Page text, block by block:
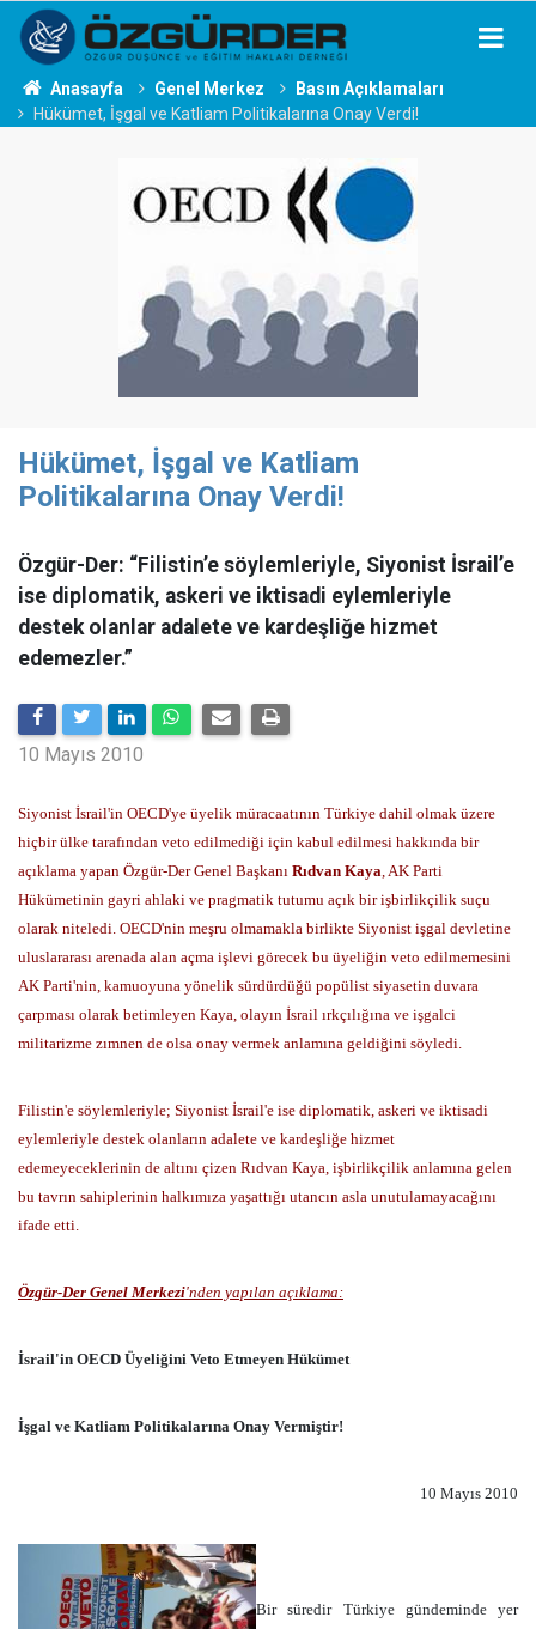
Anasayfa Genel Merkez
Basın Açıklamaları
Hükümet, İşgal ve Katliam Politikalarına Onay Verdi!
Hükümet, İşgal ve Katliam
Politikalarına Onay Verdi!
Özgür-Der: “Filistin’e söylemleriyle, Siyonist İsrail’e
ise diplomatik, askeri ve iktisadi eylemleriyle
destek olanlar adalete ve kardeşliğe hizmet
edemezler.”
10 Mayıs 2010
Siyonist İsrail'in OECD'ye üyelik müracaatının Türkiye dahil olmak üzere
hiçbir ülke tarafından veto edilmediği için kabul edilmesi hakkında bir
açıklama yapan Özgür-Der Genel Başkanı Rıdvan Kaya, AK Parti
Hükümetinin gayri ahlaki ve pragmatik tutumu açık bir işbirlikçilik suçu
olarak niteledi. OECD'nin meşru olmamakla birlikte Siyonist işgal devletine
uluslararası arenada alan açma işlevi görecek bu üyeliğin veto edilmemesini
AK Parti'nin, kamuoyuna yönelik sürdürdüğü popülist siyasetin duvara
çarpması olarak betimleyen Kaya, olayın İsrail ırkçılığına ve işgalci
militarizme zımnen de olsa onay vermek anlamına geldiğini söyledi.
Filistin'e söylemleriyle; Siyonist İsrail'e ise diplomatik, askeri ve iktisadi
eylemleriyle destek olanların adalete ve kardeşliğe hizmet
edemeyeceklerinin de altını çizen Rıdvan Kaya, işbirlikçilik anlamına gelen
bu tavrın sahiplerinin halkımıza yaşattığı utancın asla unutulamayacağını
ifade etti.
Özgür-Der Genel Merkezi'nden yapılan açıklama:
İsrail'in OECD Üyeliğini Veto Etmeyen Hükümet
İşgal ve Katliam Politikalarına Onay Vermiştir!
10 Mayıs 2010
Bir süredir Türkiye gündeminde yer